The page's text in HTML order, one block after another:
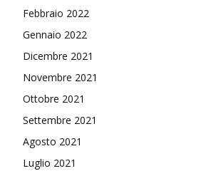
Febbraio 2022
Gennaio 2022
Dicembre 2021
Novembre 2021
Ottobre 2021
Settembre 2021
Agosto 2021
Luglio 2021